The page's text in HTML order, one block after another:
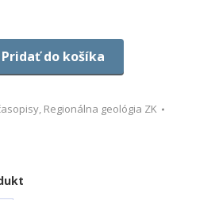
Pridať do košíka
, Regionálna geológia ZK